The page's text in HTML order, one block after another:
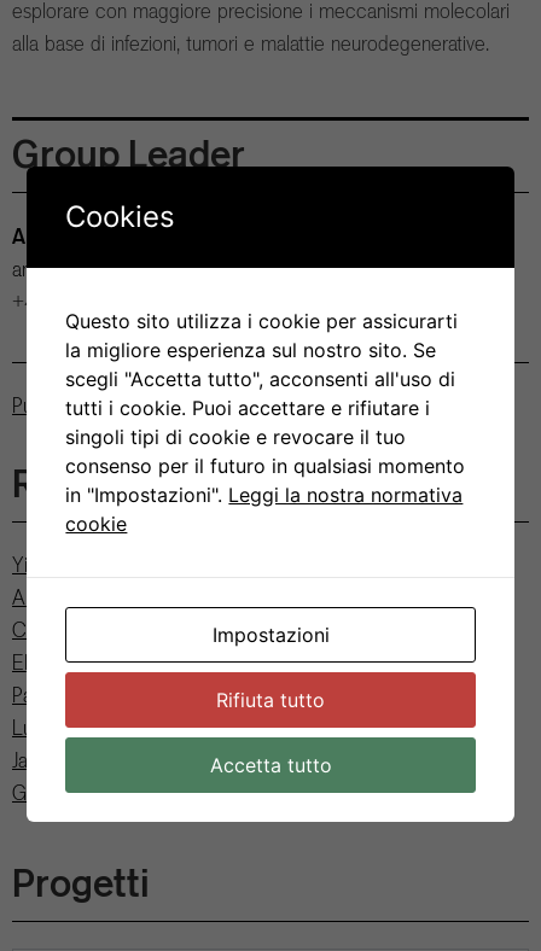
esplorare con maggiore precisione i meccanismi molecolari
alla base di infezioni, tumori e malattie neurodegenerative.
Group Leader
Andrea Cavalli
andrea.cavalli@irb.usi.ch
+41 58 666 7234
Pubblicazioni
Ricercatori
Yingyi Chen
Alberto Furlan
Concetta Guerra
Elie François Jaumin
Patrizia Locatelli
Luca Pancolini
Jacopo Sgrignani
Giada Zoppi
Progetti
Cookies
Questo sito utilizza i cookie per assicurarti
la migliore esperienza sul nostro sito. Se
scegli "Accetta tutto", acconsenti all'uso di
tutti i cookie. Puoi accettare e rifiutare i
singoli tipi di cookie e revocare il tuo
consenso per il futuro in qualsiasi momento
in "Impostazioni". Leggi la nostra normativa
cookie
Impostazioni
Rifiuta tutto
Accetta tutto